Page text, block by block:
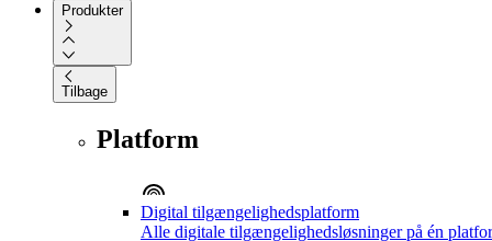
Produkter
Tilbage
Platform
Digital tilgængelighedsplatform
Alle digitale tilgængelighedsløsninger på én